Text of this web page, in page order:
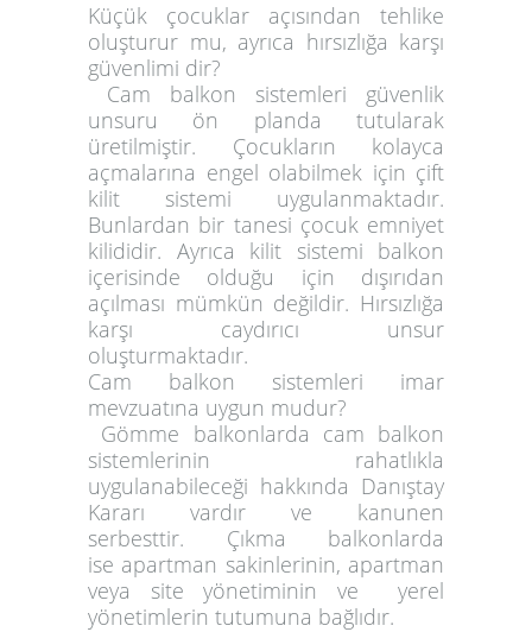
Küçük çocuklar açısından tehlike
oluşturur mu, ayrıca hırsızlığa karşı
güvenlimi dir?
Cam balkon sistemleri güvenlik
unsuru ön planda tutularak
üretilmiştir. Çocukların kolayca
açmalarına engel olabilmek için çift
kilit sistemi uygulanmaktadır.
Bunlardan bir tanesi çocuk emniyet
kilididir. Ayrıca kilit sistemi balkon
içerisinde olduğu için dışırıdan
açılması mümkün değildir. Hırsızlığa
karşı caydırıcı unsur
oluşturmaktadır.
Cam balkon sistemleri imar
mevzuatına uygun mudur?
Gömme balkonlarda cam balkon
sistemlerinin rahatlıkla
uygulanabileceği hakkında Danıştay
Kararı vardır ve kanunen
serbesttir. Çıkma balkonlarda
ise apartman sakinlerinin, apartman
veya site yönetiminin ve yerel
yönetimlerin tutumuna bağlıdır.